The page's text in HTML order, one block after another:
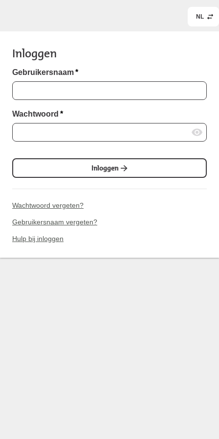
NL
Inloggen
Gebruikersnaam*
Wachtwoord *
Inloggen
Wachtwoord vergeten?
Gebruikersnaam vergeten?
Hulp bij inloggen